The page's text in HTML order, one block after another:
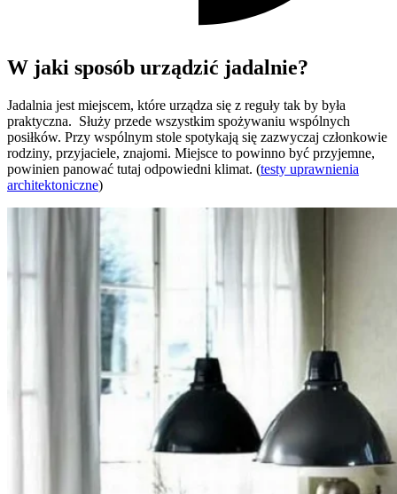
W jaki sposób urządzić jadalnie?
Jadalnia jest miejscem, które urządza się z reguły tak by była
praktyczna. Służy przede wszystkim spożywaniu wspólnych
posiłków. Przy wspólnym stole spotykają się zazwyczaj członkowie
rodziny, przyjaciele, znajomi. Miejsce to powinno być przyjemne,
powinien panować tutaj odpowiedni klimat. (testy uprawnienia
architektoniczne)